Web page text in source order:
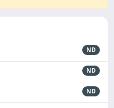
ND
ND
ND